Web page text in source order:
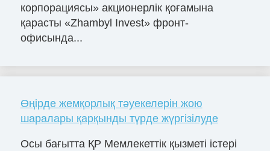
корпорациясы» акционерлік қоғамына
қарасты «Zhambyl Invest» фронт-
офисында...
Өңірде жемқорлық тәуекелерін жою
шаралары қарқынды түрде жүргізілуде
Осы бағытта ҚР Мемлекеттік қызметі істері